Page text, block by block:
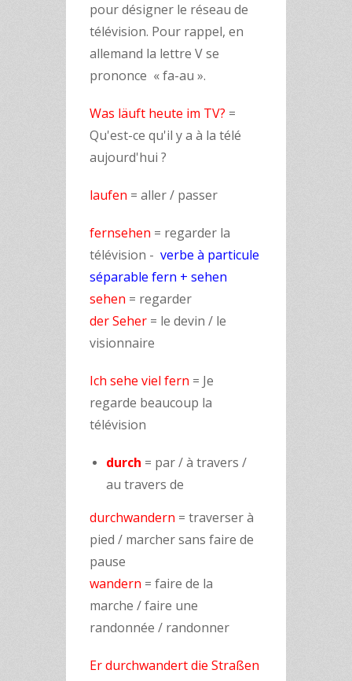
pour désigner le réseau de
télévision. Pour rappel, en
allemand la lettre V se
prononce « fa-au ».
Was läuft heute im TV? =
Qu'est-ce qu'il y a à la télé
aujourd'hui ?
laufen = aller / passer
fernsehen = regarder la
télévision - verbe à particule
séparable fern + sehen
sehen = regarder
der Seher = le devin / le
visionnaire
Ich sehe viel fern = Je
regarde beaucoup la
télévision
durch = par / à travers /
au travers de
durchwandern = traverser à
pied / marcher sans faire de
pause
wandern = faire de la
marche / faire une
randonnée / randonner
Er durchwandert die Straßen